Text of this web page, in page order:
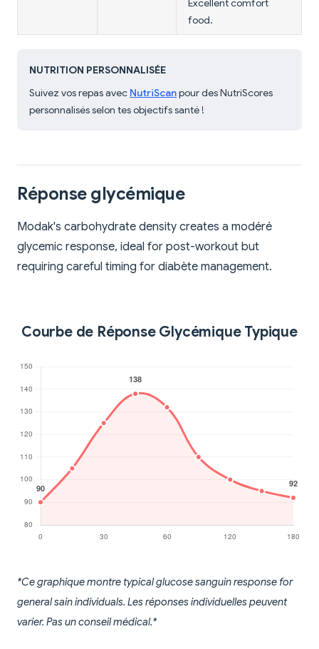
Excellent comfort
food.
NUTRITION PERSONNALISÉE
Suivez vos repas avec NutriScanpour des NutriScores
personnalisés selon tes objectifs santé !
Réponse glycémique
Modak's carbohydrate density creates a modéré
glycemic response, ideal for post-workout but
requiring careful timing for diabète management.
Courbe de Réponse Glycémique Typique
*Ce graphique montre typical glucose sanguin response for
general sain individuals. Les réponses individuelles peuvent
varier. Pas un conseil médical.*